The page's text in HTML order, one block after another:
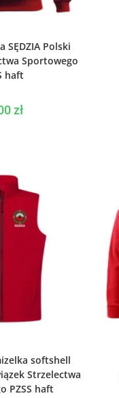
SĘDZIA Polski
Sportowego
haft
zł
softshell
Strzelectwa
PZSS haft